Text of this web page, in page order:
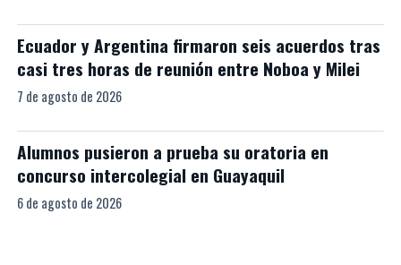
Ecuador y Argentina firmaron seis acuerdos tras
casi tres horas de reunión entre Noboa y Milei
7 de agosto de 2026
Alumnos pusieron a prueba su oratoria en
concurso intercolegial en Guayaquil
6 de agosto de 2026